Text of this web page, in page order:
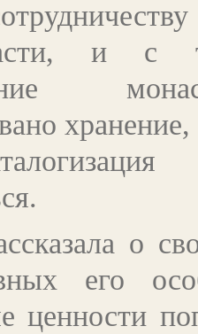
и с
о
его
ценности